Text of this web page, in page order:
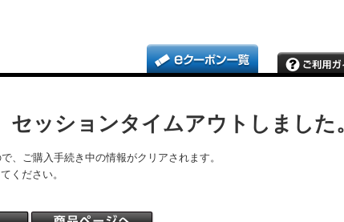
ッションタイムアウトしました
、ご購入手続き中の情報がクリアされます。
ください。